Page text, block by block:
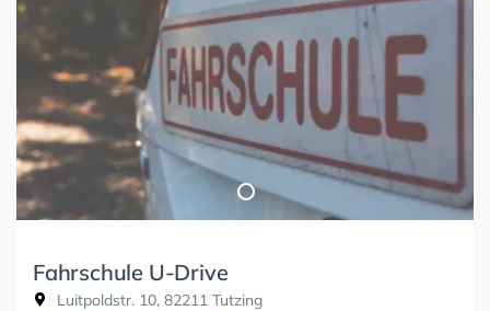
Fahrschule U-Drive
Luitpoldstr. 10, 82211 Tutzing